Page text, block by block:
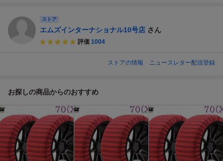
ストア
エムズインターナショナル10号店 さん
評価 1004
ストアの情報 ニュースレター配信登録
お探しの商品からのおすすめ